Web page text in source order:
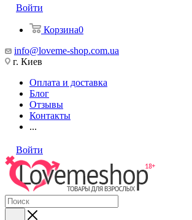
Войти
Корзина0
info@loveme-shop.com.ua
г. Киев
Оплата и доставка
Блог
Отзывы
Контакты
...
Войти